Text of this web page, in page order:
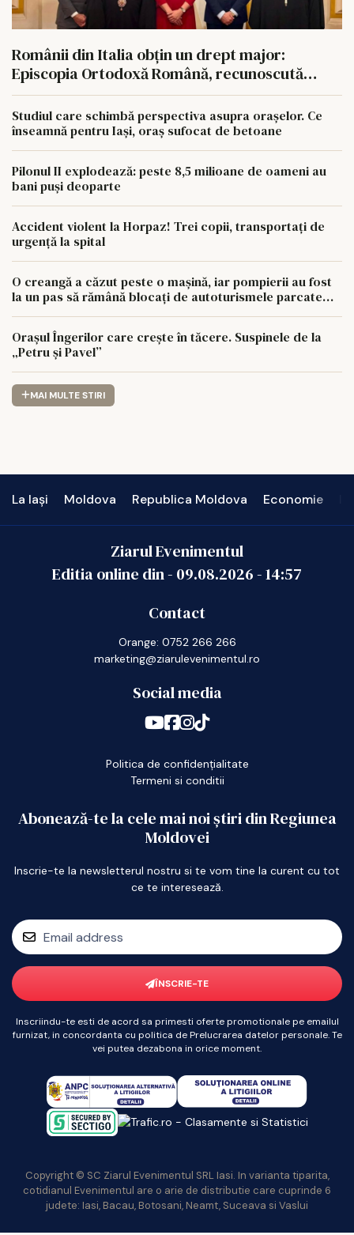
Românii din Italia obțin un drept major:
Episcopia Ortodoxă Română, recunoscută
oficial
Studiul care schimbă perspectiva asupra orașelor. Ce
înseamnă pentru Iași, oraș sufocat de betoane
Pilonul II explodează: peste 8,5 milioane de oameni au
bani puși deoparte
Accident violent la Horpaz! Trei copii, transportați de
urgență la spital
O creangă a căzut peste o mașină, iar pompierii au fost
la un pas să rămână blocați de autoturismele parcate
Orașul Îngerilor care crește în tăcere. Suspinele de la
„Petru și Pavel”
MAI MULTE STIRI
La Iași Moldova Republica Moldova Economie
Ziarul Evenimentul
Editia online din - 09.08.2026-14:57
Contact
Orange: 0752 266 266
marketing@ziarulevenimentul.ro
Social media
Politica de confidențialitate
Termeni si conditii
Abonează-te la cele mai noi știri din Regiunea
Moldovei
Inscrie-te la newsletterul nostru si te vom tine la curent cu tot
ce te interesează.
ÎNSCRIE-TE
Inscriindu-te esti de acord sa primesti oferte promotionale pe emailul
furnizat, in concordanta cu politica de Prelucrarea datelor personale. Te
vei putea dezabona in orice moment.
Copyright © SC Ziarul Evenimentul SRL Iasi. In varianta tiparita,
cotidianul Evenimentul are o arie de distributie care cuprinde 6
judete: Iasi, Bacau, Botosani, Neamt, Suceava si Vaslui